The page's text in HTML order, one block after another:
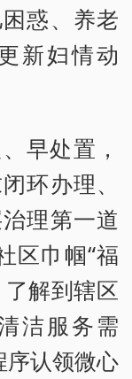
惑、养老
新妇情动
早处置，
环办理、
理第一道
区巾帼“福
解到辖区
洁服务需
序认领微心